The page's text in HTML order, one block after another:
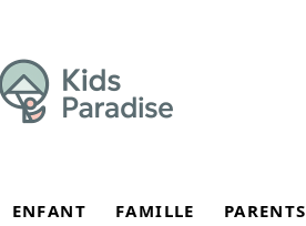
ENFANT FAMILLE PARENTS